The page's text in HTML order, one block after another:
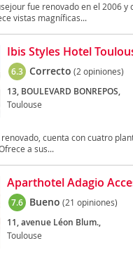
fue renovado en el 2006
vistas magníficas...
Ibis Styles Hotel
6.3 Correcto (2 opiniones)
13, BOULEVARD BONREPOS,
Toulouse
cuenta con cuatro
a sus...
Aparthotel Adagio
7.6 Bueno (21 opiniones)
11, avenue Léon Blum.,
Toulouse